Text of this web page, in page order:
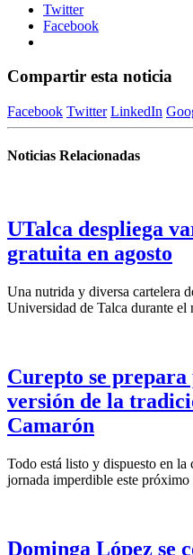
Twitter
Facebook
Compartir esta noticia
Facebook Twitter LinkedIn
Noticias Relacionadas
UTalca despliega
gratuita en agosto
Una nutrida y diversa cartelera
Universidad de Talca durante el
Curepto se prepara
versión de la
Camarón
Todo está listo y dispuesto en
jornada imperdible este próximo
Dominga López se